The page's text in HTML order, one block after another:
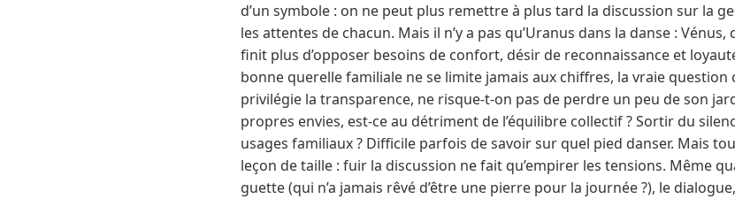
d’un symbole : on ne peut plus remettre à plus tard la discussion sur la
les attentes de chacun. Mais il n’y a pas qu’Uranus dans la danse : Vénus,
finit plus d’opposer besoins de confort, désir de reconnaissance et
bonne querelle familiale ne se limite jamais aux chiffres, la vraie question
privilégie la transparence, ne risque-t-on pas de perdre un peu de son
propres envies, est-ce au détriment de l’équilibre collectif ? Sortir du
usages familiaux ? Difficile parfois de savoir sur quel pied danser. Mais
leçon de taille : fuir la discussion ne fait qu’empirer les tensions. Même
guette (qui n’a jamais rêvé d’être une pierre pour la journée ?), le